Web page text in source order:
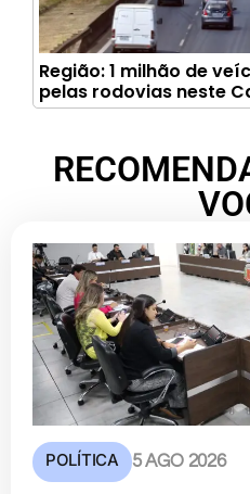
Região: 1 milhão de
pelas rodovias neste
POLÍTICA 5 AGO 2026